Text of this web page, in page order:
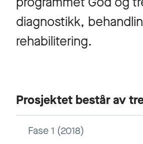
diagnostikk,
rehabilitering.
Prosjektet består av
Fase 1 (2018)